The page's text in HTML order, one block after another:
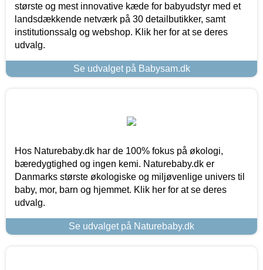
største og mest innovative kæde for babyudstyr med et
landsdækkende netværk på 30 detailbutikker, samt
institutionssalg og webshop. Klik her for at se deres
udvalg.
Se udvalget på Babysam.dk
Hos Naturebaby.dk har de 100% fokus på økologi,
bæredygtighed og ingen kemi. Naturebaby.dk er
Danmarks største økologiske og miljøvenlige univers til
baby, mor, barn og hjemmet. Klik her for at se deres
udvalg.
Se udvalget på Naturebaby.dk